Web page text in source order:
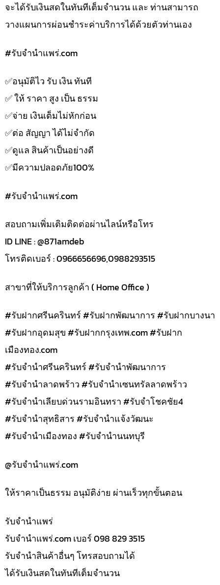
จะได้รับเงินสดในทันทีเต็มจำนวน และ ท่านสามารถ
วางแผนการผ่อนชำระค่าบริการได้ด้วยตัวท่านเอง
#รับจํานําแพร่.com
✅️อนุมัติไว รับ เงิน ทันที
✅️ ให้ ราคา สูง เป็น ธรรม
✅️จ่าย เงินเต็มไม่หักก่อน
✅️ต่อ สัญญา ได้ไม่จำกัด
✅️ดูแล สินค้าเป็นอย่างดี
✅️มีความปลอดภัย100%
#รับจํานําแพร่.com
สอบถามเพิ่มเติมติดต่อผ่านไลน์หรือโทร
ID LINE : @871amdeb
โทรติดเบอร์ : 0966656696,0988293515
สาขาที่ให้บริการลูกค้า ( Home Office )
#รับฝากศรีนครินทร์ #รับฝากพัฒนาการ #รับฝากบางนา
#รับฝากอุดมสุข #รับฝากกรุงเทพ.com #รับฝาก
เมืองทอง.com
#รับจำนำศรีนครินทร์ #รับจำนำพัฒนาการ
#รับจำนำลาดพร้าว #รับจำนำเซนทรัลลาดพร้าว
#รับจำนำเลียบด่วนรามอินทรา #รับจำโชคชัย4
#รับจำนำสุทธิสาร #รับจำนำแจ้งวัฒนะ
#รับจำนำเมืองทอง #รับจำนำนนทบุรี
@รับจํานําแพร่.com
ให้ราคาเป็นธรรม อนุมัติง่าย ผ่านเร็วทุกขั้นตอน
รับจํานำแพร่
รับจํานําแพร่.com เบอร์ 098 829 3515
รับจำนำสินค้าอื่นๆ โทรสอบถามได้
ได้รับเงินสดในทันทีเต็มจำนวน